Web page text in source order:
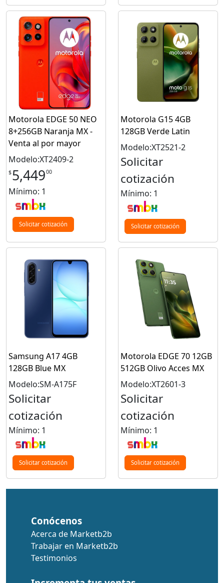
Motorola EDGE 50 NEO
8+256GB Naranja MX -
Venta al por mayor
Modelo:XT2409-2
$5,44900
Mínimo: 1
Solicitar cotización
Motorola G15 4GB
128GB Verde Latin
Modelo:XT2521-2
Solicitar
cotización
Mínimo: 1
Solicitar cotización
Samsung A17 4GB
128GB Blue MX
Modelo:SM-A175F
Solicitar
cotización
Mínimo: 1
Solicitar cotización
Motorola EDGE 70 12GB
512GB Olivo Acces MX
Modelo:XT2601-3
Solicitar
cotización
Mínimo: 1
Solicitar cotización
Conócenos
Acerca de Marketb2b
Trabajar en Marketb2b
Testimonios